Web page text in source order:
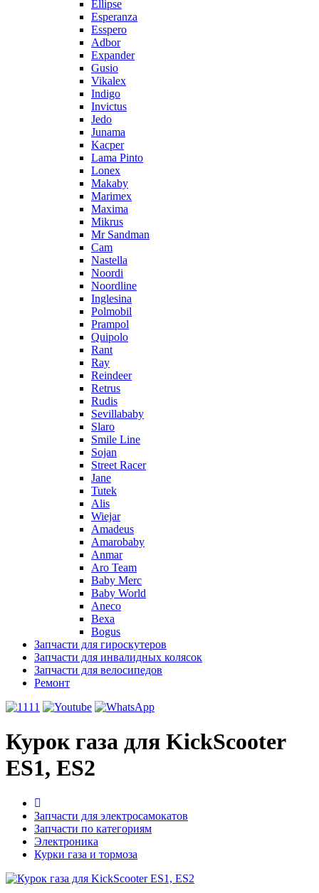
Ellipse
Esperanza
Esspero
Adbor
Expander
Gusio
Vikalex
Indigo
Invictus
Jedo
Junama
Kacper
Lama Pinto
Lonex
Makaby
Marimex
Maxima
Mikrus
Mr Sandman
Cam
Nastella
Noordi
Noordline
Inglesina
Polmobil
Prampol
Quipolo
Rant
Ray
Reindeer
Retrus
Rudis
Sevillababy
Slaro
Smile Line
Sojan
Street Racer
Jane
Tutek
Alis
Wiejar
Amadeus
Amarobaby
Anmar
Aro Team
Baby Merc
Baby World
Aneco
Bexa
Bogus
Запчасти для гироскутеров
Запчасти для инвалидных колясок
Запчасти для велосипедов
Ремонт
Курок газа для KickScooter
ES1, ES2
Запчасти для электросамокатов
Запчасти по категориям
Электроника
Курки газа и тормоза